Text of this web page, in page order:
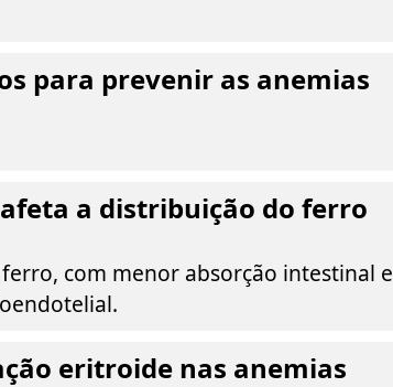
para prevenir as anemias
a distribuição do ferro
com menor absorção intestinal e
eritroide nas anemias